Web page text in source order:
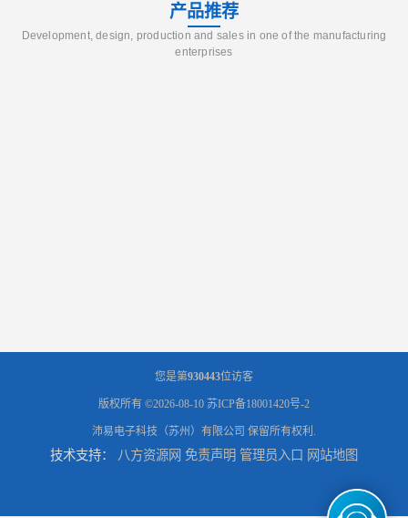
产品推荐
Development, design, production and sales in one of the manufacturing
enterprises
您是第930443位访客
版权所有 ©2026-08-10 苏ICP备18001420号-2
沛易电子科技（苏州）有限公司 保留所有权利.
技术支持： 八方资源网 免责声明 管理员入口 网站地图